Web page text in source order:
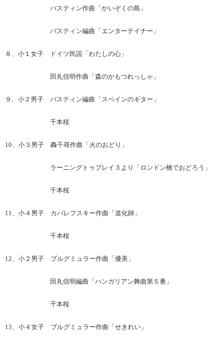
バスティン作曲「かいぞくの島」
バスティン編曲「エンターテイナー」
８、小１女子 ドイツ民謡「わたしの心」
田丸信明作曲「森のかもつれっしゃ」
９、小２男子 バスティン編曲「スペインのギター」
千本桜
10、小３男子 轟千尋作曲「火のおどり」
ラーニングトゥプレイ３より「ロンドン橋でおどろう」
千本桜
11、小４男子 カバレフスキー作曲「道化師」
千本桜
12、小２男子 ブルグミュラー作曲「優美」
田丸信明編曲「ハンガリアン舞曲第５番」
千本桜
13、小４女子 ブルグミュラー作曲「せきれい」